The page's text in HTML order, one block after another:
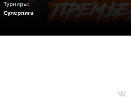
Турниры:
Суперлига